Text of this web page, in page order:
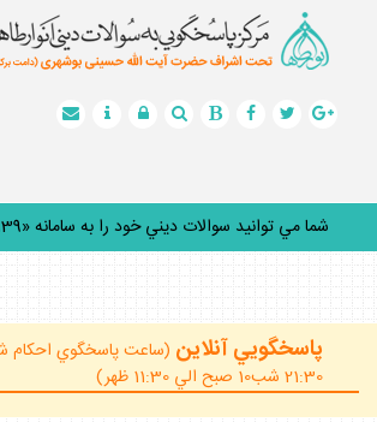
ك_
پاسخگويي آنلاين
21:30 شب10 صبح الي 11:30 ظهر)